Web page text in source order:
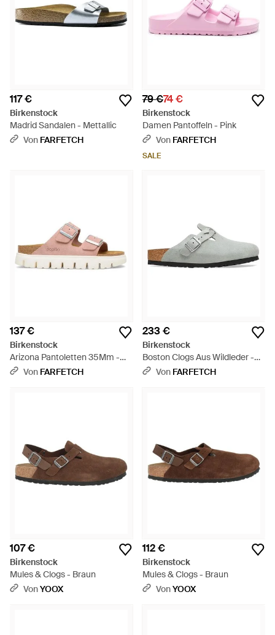
117 €
Birkenstock
Madrid Sandalen - Mettallic
Von FARFETCH
79 €74 €
Birkenstock
Damen Pantoffeln - Pink
Von FARFETCH
SALE
137 €
Birkenstock
Arizona Pantoletten 35Mm -
PinkVon FARFETCH
233 €
Birkenstock
Boston Clogs Aus Wildleder -
WeißVon FARFETCH
107 €
Birkenstock
Mules & Clogs - Braun
VonYOOX
112 €
Birkenstock
Mules & Clogs - Braun
VonYOOX